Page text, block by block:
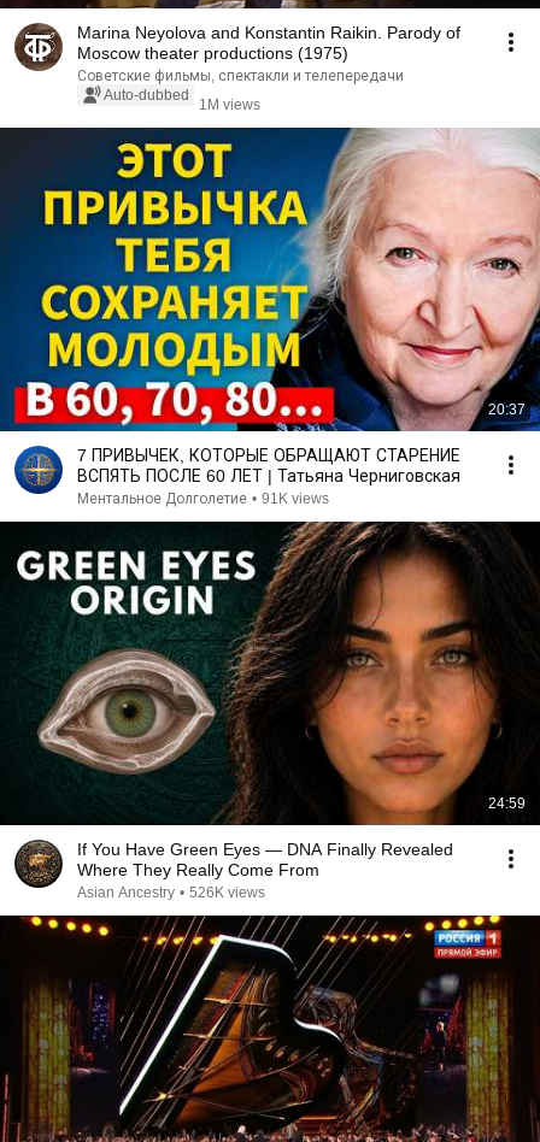
Marina Neyolova and Konstantin Raikin. Parody of
Moscow theater productions (1975)
Советские фильмы, спектакли и телепередачи
Auto-dubbed
1M views
20:37
7 ПРИВЫЧЕК, КОТОРЫЕ ОБРАЩАЮТ СТАРЕНИЕ
ВСПЯТЬ ПОСЛЕ 60 ЛЕТ | Татьяна Черниговская
Ментальное Долголетие • 91K views
24:59
If You Have Green Eyes — DNA Finally Revealed
Where They Really Come From
Asian Ancestry • 526K views